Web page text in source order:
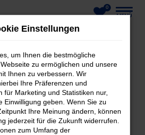
0
MENÜ
ERROR
Fehler aufgetreten.
Tipps, die dir helfen können:
Einstellungen
um Ihnen die bestmögliche
zu ermöglichen und unsere
Ihnen zu verbessern. Wir
Ihre Präferenzen und
für Marketing und Statistiken nur,
Einwilligung geben. Wenn Sie zu
Ihre Meinung ändern, können
jederzeit für die Zukunft widerrufen.
zum Umfang der